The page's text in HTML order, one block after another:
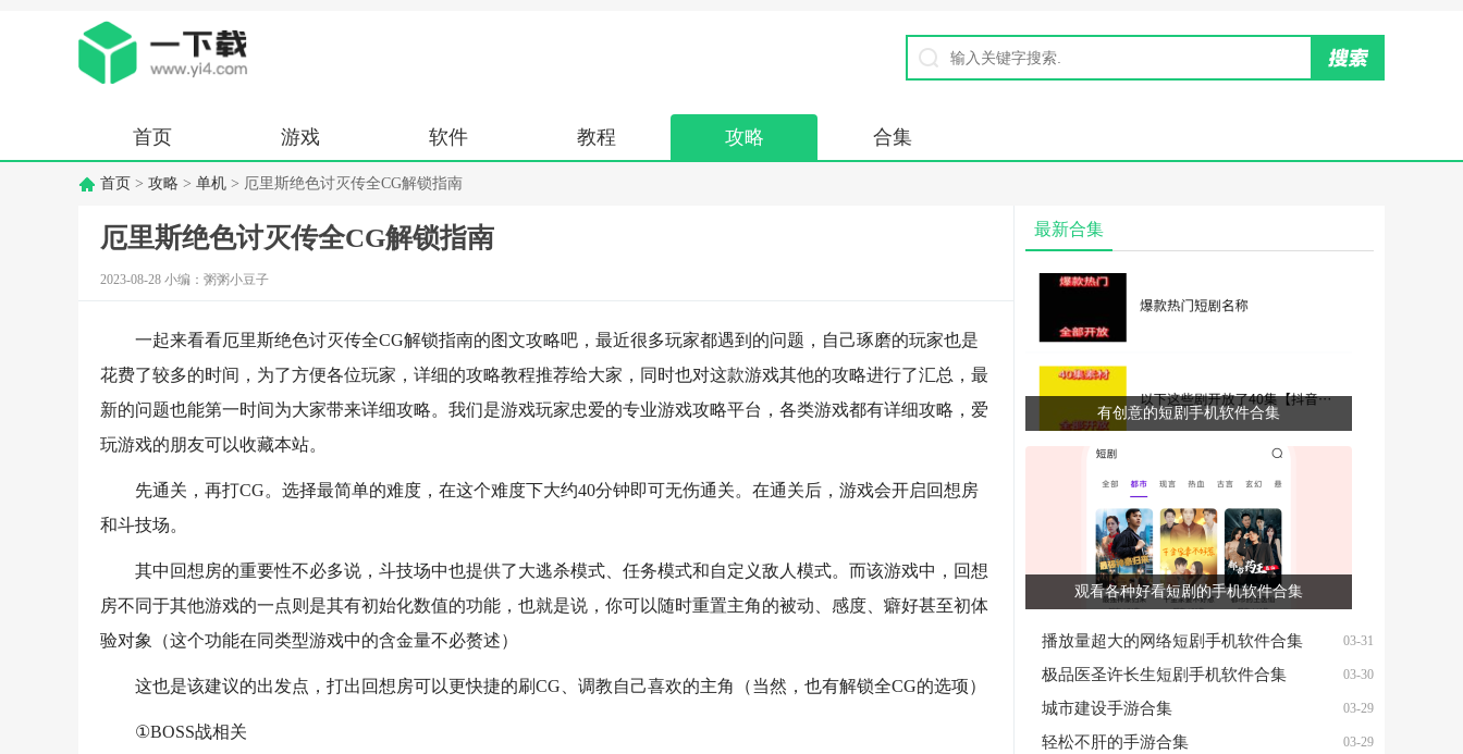
首页 游戏 软件 教程 攻略 合集
首页 > 攻略 > 单机 > 厄里斯绝色讨灭传全CG解锁指南
厄里斯绝色讨灭传全CG解锁指南
2023-08-28 小编：粥粥小豆子
一起来看看厄里斯绝色讨灭传全CG解锁指南的图文攻略吧，最近很多玩家都遇到的问题，自己琢磨的玩家也是
花费了较多的时间，为了方便各位玩家，详细的攻略教程推荐给大家，同时也对这款游戏其他的攻略进行了汇总，最
新的问题也能第一时间为大家带来详细攻略。我们是游戏玩家忠爱的专业游戏攻略平台，各类游戏都有详细攻略，爱
玩游戏的朋友可以收藏本站。
先通关，再打CG。选择最简单的难度，在这个难度下大约40分钟即可无伤通关。在通关后，游戏会开启回想房
和斗技场。
其中回想房的重要性不必多说，斗技场中也提供了大逃杀模式、任务模式和自定义敌人模式。而该游戏中，回想
房不同于其他游戏的一点则是其有初始化数值的功能，也就是说，你可以随时重置主角的被动、感度、癖好甚至初体
验对象（这个功能在同类型游戏中的含金量不必赘述）
这也是该建议的出发点，打出回想房可以更快捷的刷CG、调教自己喜欢的主角（当然，也有解锁全CG的选项）
①BOSS战相关
最新合集
有创意的短剧手机软件合集
观看各种好看短剧的手机软件合集
03-31
播放量超大的网络短剧手机软件合集
03-30
极品医圣许长生短剧手机软件合集
03-29
城市建设手游合集
03-29
轻松不肝的手游合集